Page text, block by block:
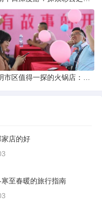
店的好
至春暖的旅行指南